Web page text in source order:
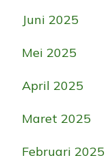
Juni 2025
Mei 2025
April 2025
Maret 2025
Februari 2025